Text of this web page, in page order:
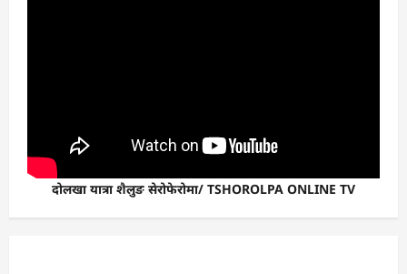
दोलखा यात्रा शैलुङ सेरोफेरोमा/ TSHOROLPA ONLINE TV